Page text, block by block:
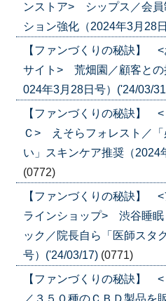
ンストア> シップス／会員
ション強化（2024年3月28
【ファンづくりの秘訣】
サイト> 荒畑園／顧客との
024年3月28日号）('24/03/
【ファンづくりの秘訣】
Ｃ> えそらフォレスト／「
い」スキンケア推奨（2024
(0772)
【ファンづくりの秘訣】
ラインショップ> 渋谷睡眠
ック／院長自ら「医師スタ
号）('24/03/17) (0771)
【ファンづくりの秘訣】